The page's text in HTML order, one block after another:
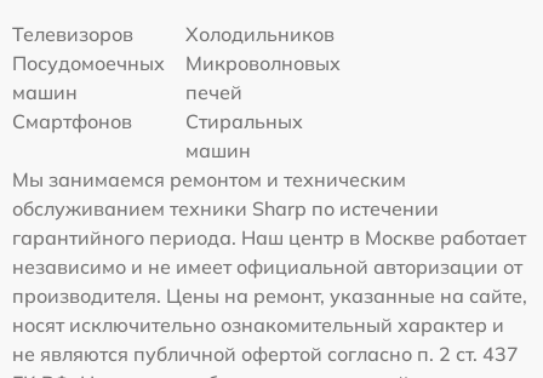
Телевизоров
Холодильников
Посудомоечных
машин
Микроволновых
печей
Смартфонов
Стиральных
машин
Мы занимаемся ремонтом и техническим
обслуживанием техники Sharp по истечении
гарантийного периода. Наш центр в Москве работает
независимо и не имеет официальной авторизации от
производителя. Цены на ремонт, указанные на сайте,
носят исключительно ознакомительный характер и
не являются публичной офертой согласно п. 2 ст. 437